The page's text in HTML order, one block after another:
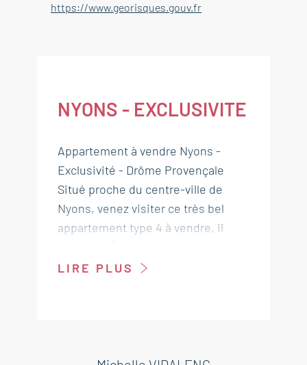
https://www.georisques.gouv.fr
NYONS - EXCLUSIVITE
Appartement à vendre Nyons -
Exclusivité - Drôme Provençale
Situé proche du centre-ville de
Nyons, venez visiter ce très bel
appartement type 4 à vendre, il
charmante résidence. Il a été
et de la cave (19 m²). Cet
LIRE PLUS